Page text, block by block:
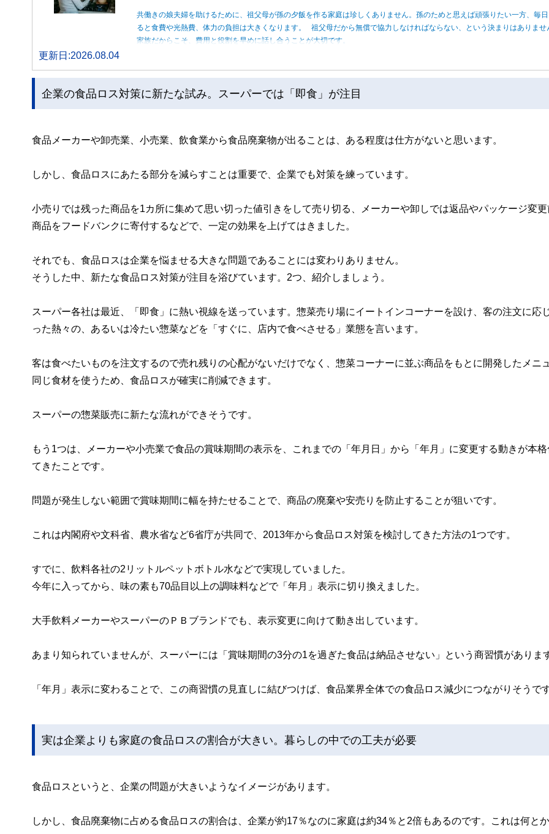
共働きの娘夫婦を助けるために、祖父母が孫の夕飯を作る家庭は珍しくありません。孫のためと思えば頑張りたい一方、毎日
ると食費や光熱費、体力の負担は大きくなります。 祖父母だから無償で協力しなければならない、という決まりはありませ
家族だからこそ、費用と役割を早めに話し合うことが大切です。
更新日:2026.08.04
企業の食品ロス対策に新たな試み。スーパーでは「即食」が注目
食品メーカーや卸売業、小売業、飲食業から食品廃棄物が出ることは、ある程度は仕方がないと思います。
しかし、食品ロスにあたる部分を減らすことは重要で、企業でも対策を練っています。
小売りでは残った商品を1カ所に集めて思い切った値引きをして売り切る、メーカーや卸しでは返品やパッケージ変更
商品をフードバンクに寄付するなどで、一定の効果を上げてはきました。
それでも、食品ロスは企業を悩ませる大きな問題であることには変わりありません。
そうした中、新たな食品ロス対策が注目を浴びています。2つ、紹介しましょう。
スーパー各社は最近、「即食」に熱い視線を送っています。惣菜売り場にイートインコーナーを設け、客の注文に応
った熱々の、あるいは冷たい惣菜などを「すぐに、店内で食べさせる」業態を言います。
客は食べたいものを注文するので売れ残りの心配がないだけでなく、惣菜コーナーに並ぶ商品をもとに開発したメニ
同じ食材を使うため、食品ロスが確実に削減できます。
スーパーの惣菜販売に新たな流れができそうです。
もう1つは、メーカーや小売業で食品の賞味期間の表示を、これまでの「年月日」から「年月」に変更する動きが本格
てきたことです。
問題が発生しない範囲で賞味期間に幅を持たせることで、商品の廃棄や安売りを防止することが狙いです。
これは内閣府や文科省、農水省など6省庁が共同で、2013年から食品ロス対策を検討してきた方法の1つです。
すでに、飲料各社の2リットルペットボトル水などで実現していました。
今年に入ってから、味の素も70品目以上の調味料などで「年月」表示に切り換えました。
大手飲料メーカーやスーパーのＰＢブランドでも、表示変更に向けて動き出しています。
あまり知られていませんが、スーパーには「賞味期間の3分の1を過ぎた食品は納品させない」という商習慣がありま
「年月」表示に変わることで、この商習慣の見直しに結びつけば、食品業界全体での食品ロス減少につながりそうです
実は企業よりも家庭の食品ロスの割合が大きい。暮らしの中での工夫が必要
食品ロスというと、企業の問題が大きいようなイメージがあります。
しかし、食品廃棄物に占める食品ロスの割合は、企業が約17％なのに家庭は約34％と2倍もあるのです。これは何と